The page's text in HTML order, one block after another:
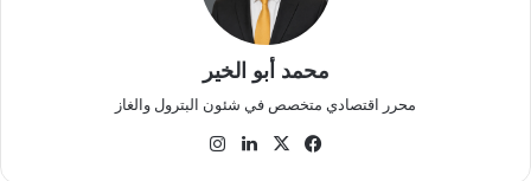
محمد أبو الخير
محرر اقتصادي متخصص في شئون البترول والغاز
فيسبوك
‫X لينكدإن